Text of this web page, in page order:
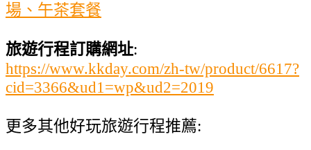
場、午茶套餐
旅遊行程訂購網址:
https://www.kkday.com/zh-tw/product/6617?
cid=3366&ud1=wp&ud2=2019
更多其他好玩旅遊行程推薦: